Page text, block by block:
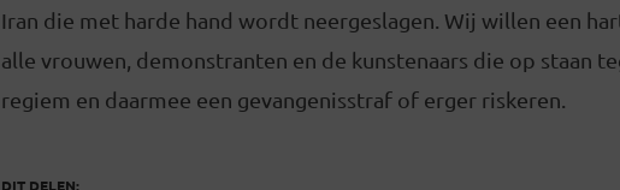
Iran die met harde hand wordt neergeslagen. Wij willen een
alle vrouwen, demonstranten en de kunstenaars die op staan
regiem en daarmee een gevangenisstraf of erger riskeren.
DIT DELEN: